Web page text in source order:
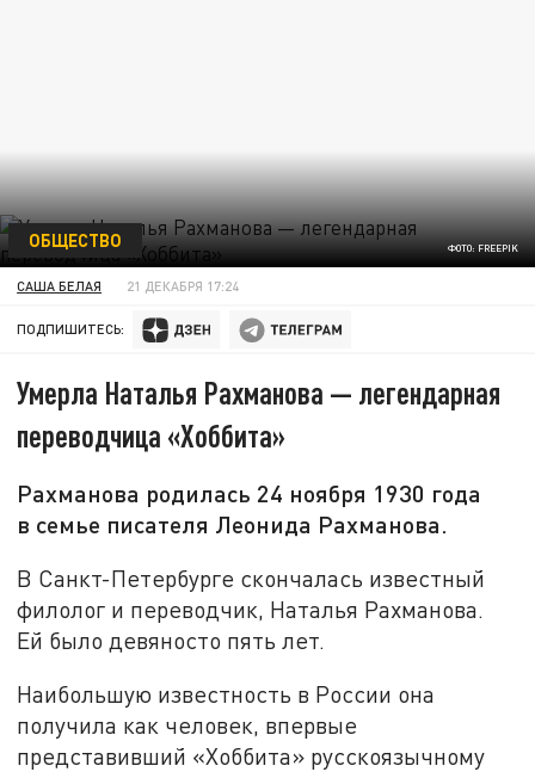
ФОТО: FREEPIK
ОБЩЕСТВО
САША БЕЛАЯ 21 ДЕКАБРЯ 17:24
ПОДПИШИТЕСЬ:
Умерла Наталья Рахманова — легендарная
переводчица «Хоббита»
Рахманова родилась 24 ноября 1930 года
в семье писателя Леонида Рахманова.
В Санкт-Петербурге скончалась известный
филолог и переводчик, Наталья Рахманова.
Ей было девяносто пять лет.
Наибольшую известность в России она
получила как человек, впервые
представивший «Хоббита» русскоязычному